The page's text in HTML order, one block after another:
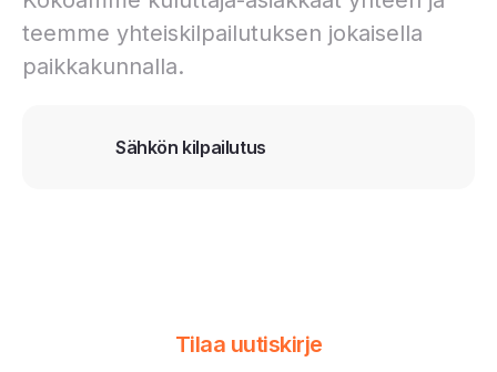
teemme yhteiskilpailutuksen jokaisella
paikkakunnalla.
Sähkön kilpailutus
Tilaa uutiskirje